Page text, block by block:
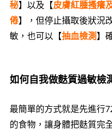
秘】以及【皮膚紅腫搔癢
倦】，但停止攝取後狀況
敏，也可以【抽血檢測】
如何自我做麩質過敏檢
最簡單的方式就是先進行
的食物，讓身體把麩質完